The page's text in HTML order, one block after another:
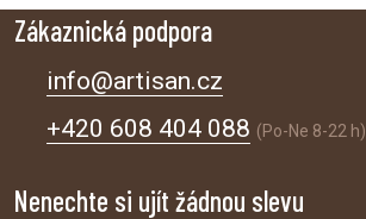
Zákaznická podpora
info@artisan.cz
+420 608 404 088 (Po-Ne 8-22 h)
Nenechte si ujít žádnou slevu